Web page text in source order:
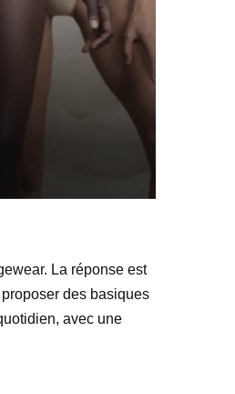
La réponse est
des basiques
avec une